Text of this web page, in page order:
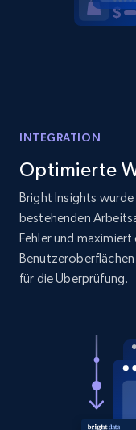
price, and more.
Etsy - Collects
URL, Product id,
price, and more.
Amazon
Asin, URL,
price, Currency,
INTEGRATION
Optimierte
Bright Insights
bestehenden
Fehler und
für die Überprüfung.